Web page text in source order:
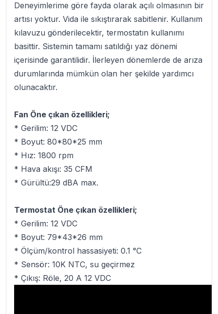
Deneyimlerime göre fayda olarak açılı olmasının bir
artısı yoktur. Vida ile sıkıştırarak sabitlenir. Kullanım
kılavuzu gönderilecektir, termostatın kullanımı
basittir. Sistemin tamamı satıldığı yaz dönemi
içerisinde garantilidir. İlerleyen dönemlerde de arıza
durumlarında mümkün olan her şekilde yardımcı
olunacaktır.
Fan Öne çıkan özellikleri;
* Gerilim: 12 VDC
* Boyut: 80*80*25 mm
* Hız: 1800 rpm
* Hava akışı: 35 CFM
* Gürültü:29 dBA max.
Termostat Öne çıkan özellikleri;
* Gerilim: 12 VDC
* Boyut: 79*43*26 mm
* Ölçüm/kontrol hassasiyeti: 0.1 °C
* Sensör: 10K NTC, su geçirmez
* Çıkış: Röle, 20 A 12 VDC